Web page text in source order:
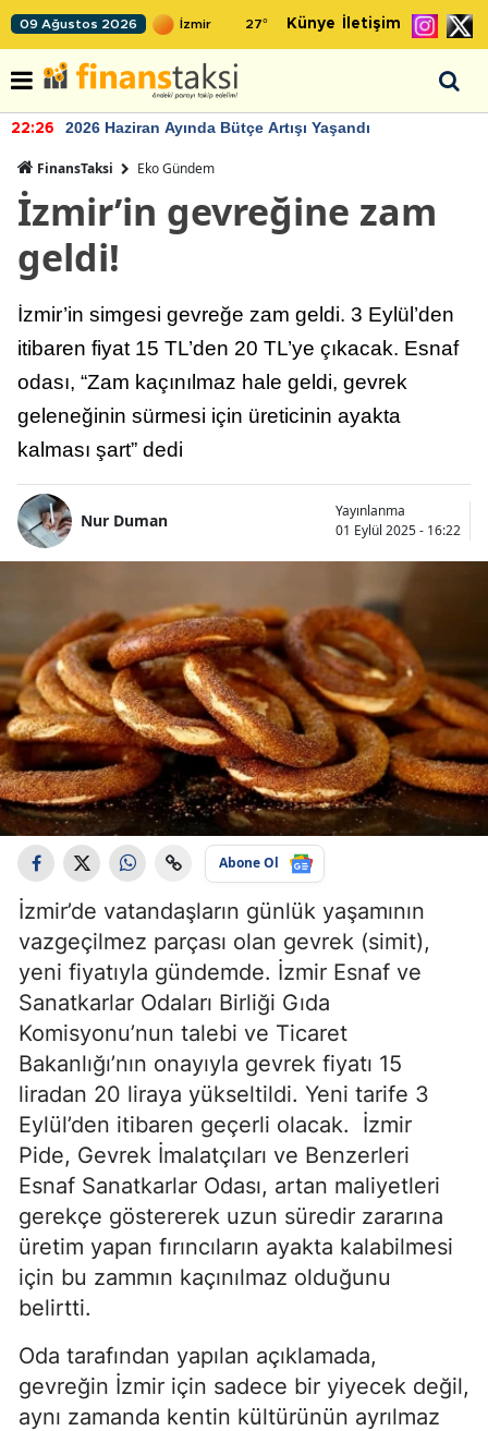
09 Ağustos 2026 27° Künye İletişim
22:26 2026 Haziran Ayında Bütçe Artışı Yaşandı
FinansTaksi Eko Gündem
İzmir’in gevreğine zam
geldi!
İzmir’in simgesi gevreğe zam geldi. 3 Eylül’den
itibaren fiyat 15 TL’den 20 TL’ye çıkacak. Esnaf
odası, “Zam kaçınılmaz hale geldi, gevrek
geleneğinin sürmesi için üreticinin ayakta
kalması şart” dedi
Nur Duman
Yayınlanma
01 Eylül 2025 - 16:22
Abone Ol
İzmir’de vatandaşların günlük yaşamının
vazgeçilmez parçası olan gevrek (simit),
yeni fiyatıyla gündemde. İzmir Esnaf ve
Sanatkarlar Odaları Birliği Gıda
Komisyonu’nun talebi ve Ticaret
Bakanlığı’nın onayıyla gevrek fiyatı 15
liradan 20 liraya yükseltildi. Yeni tarife 3
Eylül’den itibaren geçerli olacak. İzmir
Pide, Gevrek İmalatçıları ve Benzerleri
Esnaf Sanatkarlar Odası, artan maliyetleri
gerekçe göstererek uzun süredir zararına
üretim yapan fırıncıların ayakta kalabilmesi
için bu zammın kaçınılmaz olduğunu
belirtti.
Oda tarafından yapılan açıklamada,
gevreğin İzmir için sadece bir yiyecek değil,
aynı zamanda kentin kültürünün ayrılmaz